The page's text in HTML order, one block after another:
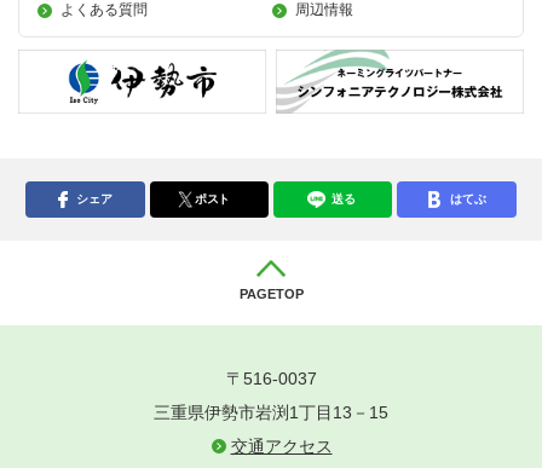
よくある質問
周辺情報
シェア ポスト 送る はてぶ
PAGETOP
〒516-0037
三重県伊勢市岩渕1丁目13－15
交通アクセス